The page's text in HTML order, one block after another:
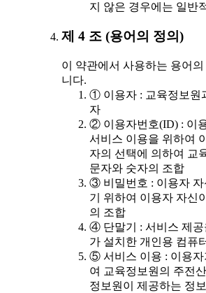
지 않은 경우에는 일반
제 4 조 (용어의 정의)
이 약관에서 사용하는 용어
니다.
① 이용자 : 교육정보원
자
② 이용자번호(ID) : 이
서비스 이용을 위하여
자의 선택에 의하여 교
문자와 숫자의 조합
③ 비밀번호 : 이용자
기 위하여 이용자 자신
의 조합
④ 단말기 : 서비스 제공
가 설치한 개인용 컴퓨
⑤ 서비스 이용 : 이용
여 교육정보원의 주전
정보원이 제공하는 정